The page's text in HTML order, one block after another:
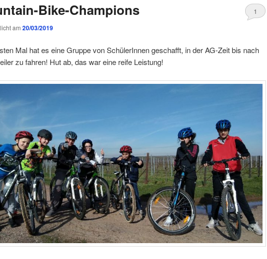
Bike-Champions
am 20/03/2019
1
Mal hat es eine Gruppe von SchülerInnen geschafft, in der AG-Zeit bis nach
zu fahren! Hut ab, das war eine reife Leistung!